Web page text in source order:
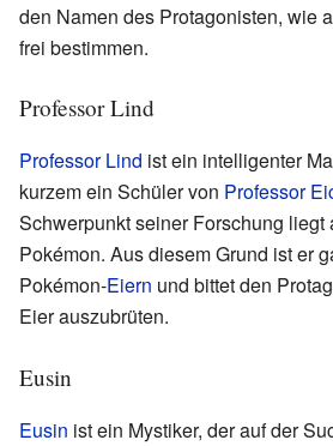
den Namen des Protagonisten, wie
frei bestimmen.
Professor Lind
Professor Lind ist ein intelligenter
kurzem ein Schüler von Professor
Schwerpunkt seiner Forschung liegt
Pokémon. Aus diesem Grund ist er
Pokémon-Eiern und bittet den
Eier auszubrüten.
Eusin
Eusin ist ein Mystiker, der auf der